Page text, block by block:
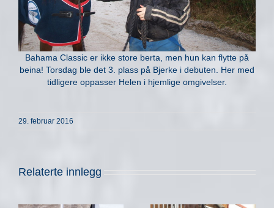
Bahama Classic er ikke store berta, men hun kan flytte på
beina! Torsdag ble det 3. plass på Bjerke i debuten. Her med
tidligere oppasser Helen i hjemlige omgivelser.
29. februar 2016
Relaterte innlegg